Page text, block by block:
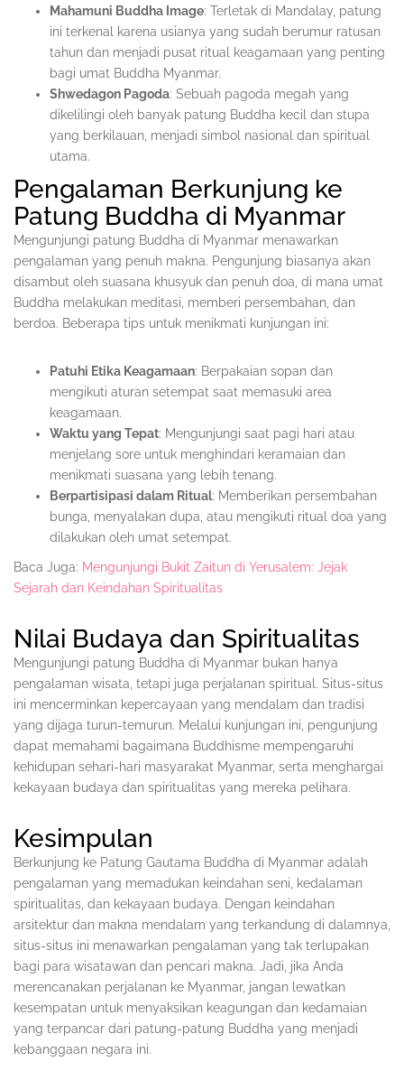
Mahamuni Buddha Image: Terletak di Mandalay, patung
ini terkenal karena usianya yang sudah berumur ratusan
tahun dan menjadi pusat ritual keagamaan yang penting
bagi umat Buddha Myanmar.
Shwedagon Pagoda: Sebuah pagoda megah yang
dikelilingi oleh banyak patung Buddha kecil dan stupa
yang berkilauan, menjadi simbol nasional dan spiritual
utama.
Pengalaman Berkunjung ke
Patung Buddha di Myanmar
Mengunjungi patung Buddha di Myanmar menawarkan
pengalaman yang penuh makna. Pengunjung biasanya akan
disambut oleh suasana khusyuk dan penuh doa, di mana umat
Buddha melakukan meditasi, memberi persembahan, dan
berdoa. Beberapa tips untuk menikmati kunjungan ini:
Patuhi Etika Keagamaan: Berpakaian sopan dan
mengikuti aturan setempat saat memasuki area
keagamaan.
Waktu yang Tepat: Mengunjungi saat pagi hari atau
menjelang sore untuk menghindari keramaian dan
menikmati suasana yang lebih tenang.
Berpartisipasi dalam Ritual: Memberikan persembahan
bunga, menyalakan dupa, atau mengikuti ritual doa yang
dilakukan oleh umat setempat.
Baca Juga: Mengunjungi Bukit Zaitun di Yerusalem: Jejak
Sejarah dan Keindahan Spiritualitas
Nilai Budaya dan Spiritualitas
Mengunjungi patung Buddha di Myanmar bukan hanya
pengalaman wisata, tetapi juga perjalanan spiritual. Situs-situs
ini mencerminkan kepercayaan yang mendalam dan tradisi
yang dijaga turun-temurun. Melalui kunjungan ini, pengunjung
dapat memahami bagaimana Buddhisme mempengaruhi
kehidupan sehari-hari masyarakat Myanmar, serta menghargai
kekayaan budaya dan spiritualitas yang mereka pelihara.
Kesimpulan
Berkunjung ke Patung Gautama Buddha di Myanmar adalah
pengalaman yang memadukan keindahan seni, kedalaman
spiritualitas, dan kekayaan budaya. Dengan keindahan
arsitektur dan makna mendalam yang terkandung di dalamnya,
situs-situs ini menawarkan pengalaman yang tak terlupakan
bagi para wisatawan dan pencari makna. Jadi, jika Anda
merencanakan perjalanan ke Myanmar, jangan lewatkan
kesempatan untuk menyaksikan keagungan dan kedamaian
yang terpancar dari patung-patung Buddha yang menjadi
kebanggaan negara ini.